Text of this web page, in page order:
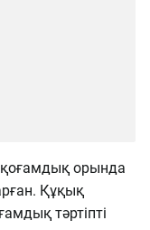
орында
Құқық
тәртіпті